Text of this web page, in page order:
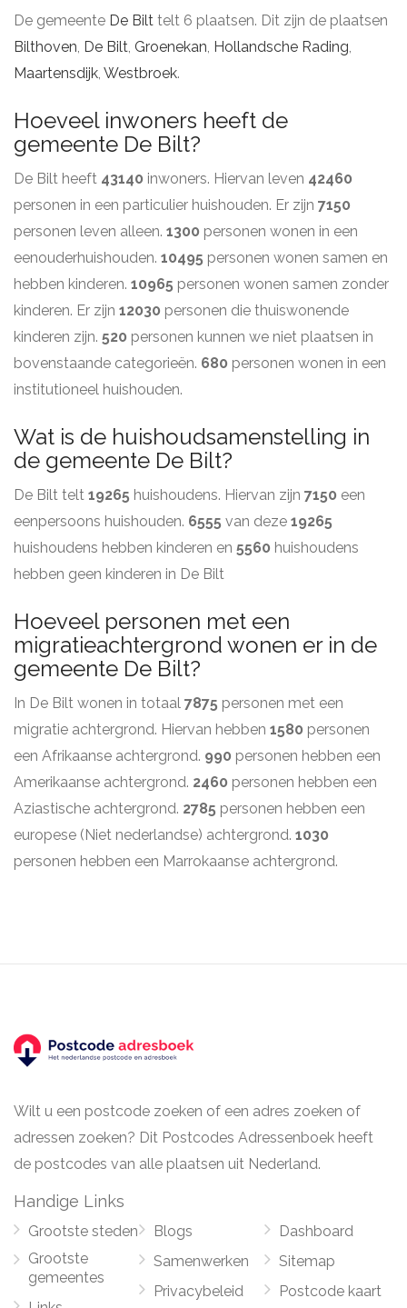
De gemeente De Bilt telt 6 plaatsen. Dit zijn de plaatsen
Bilthoven, De Bilt, Groenekan, Hollandsche Rading,
Maartensdijk, Westbroek.
Hoeveel inwoners heeft de
gemeente De Bilt?
De Bilt heeft 43140 inwoners. Hiervan leven 42460
personen in een particulier huishouden. Er zijn 7150
personen leven alleen. 1300 personen wonen in een
eenouderhuishouden. 10495 personen wonen samen en
hebben kinderen. 10965 personen wonen samen zonder
kinderen. Er zijn 12030 personen die thuiswonende
kinderen zijn. 520 personen kunnen we niet plaatsen in
bovenstaande categorieën. 680 personen wonen in een
institutioneel huishouden.
Wat is de huishoudsamenstelling in
de gemeente De Bilt?
De Bilt telt 19265 huishoudens. Hiervan zijn 7150 een
eenpersoons huishouden. 6555 van deze 19265
huishoudens hebben kinderen en 5560 huishoudens
hebben geen kinderen in De Bilt
Hoeveel personen met een
migratieachtergrond wonen er in de
gemeente De Bilt?
In De Bilt wonen in totaal 7875 personen met een
migratie achtergrond. Hiervan hebben 1580 personen
een Afrikaanse achtergrond. 990 personen hebben een
Amerikaanse achtergrond. 2460 personen hebben een
Aziastische achtergrond. 2785 personen hebben een
europese (Niet nederlandse) achtergrond. 1030
personen hebben een Marrokaanse achtergrond.
Wilt u een postcode zoeken of een adres zoeken of
adressen zoeken? Dit Postcodes Adressenboek heeft
de postcodes van alle plaatsen uit Nederland.
Handige Links
Grootste steden
Grootste
gemeentes
Blogs
Samenwerken
Privacybeleid
Dashboard
Sitemap
Postcode kaart